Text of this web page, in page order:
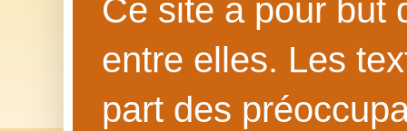
Ce site a pour but
entre elles. Les
part des